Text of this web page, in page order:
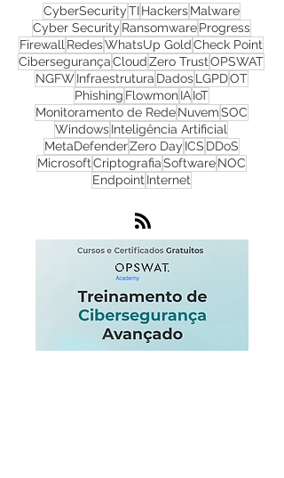
CyberSecurityTIHackersMalware
Cyber Security RansomwareProgress
FirewallRedesWhatsUp Gold Check Point
CibersegurançaCloudZero Trust
NGFWInfraestruturaDadosLGPDOT
PhishingFlowmon IAIoT
Monitoramento de RedeNuvemSOC
WindowsInteligência Artificial
MetaDefenderZero DayICS
EndpointInternet